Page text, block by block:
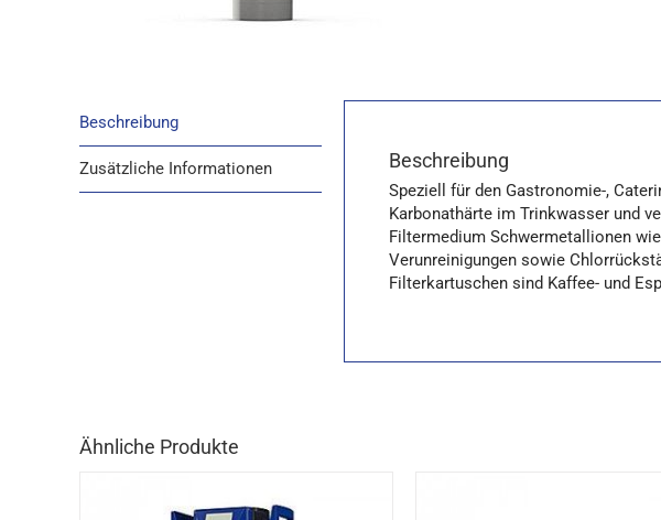
Beschreibung
Zusätzliche Informationen Beschreibung
Speziell für den Gastronomie-,
Karbonathärte im Trinkwasser und
Filtermedium Schwermetallionen
Verunreinigungen sowie
Filterkartuschen sind Kaffee- und
Ähnliche Produkte